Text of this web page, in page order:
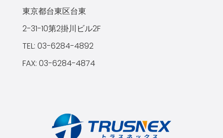
東京都台東区台東
2-31-10第2掛川ビル2F
TEL: 03-6284-4892
FAX: 03-6284-4874